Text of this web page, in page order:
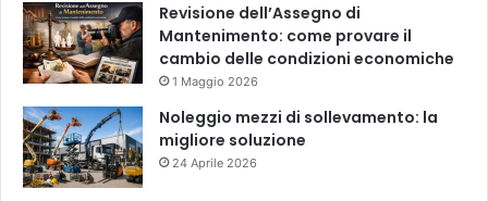
Revisione dell’Assegno di
Mantenimento: come provare il
cambio delle condizioni economiche
1 Maggio 2026
Noleggio mezzi di sollevamento: la
migliore soluzione
24 Aprile 2026